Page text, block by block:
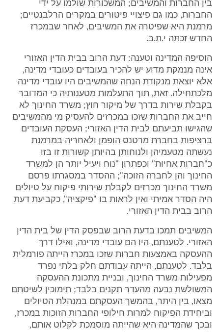
בין החברות והמשיבים; המשכורות שולמו על ידי
החברות, כמו גם פיצויי פיטורים במקרים הרלבנטיים;
מרמנת היא שפיטרה את המשיבים, לאחר שבמכרז
החדש זכתה י.ת.ב.
הוסיפה המדינה וטענה: דעת הרוב בבית הדין האזורי
אינה מנמקת מדוע יש להכיר בעובדים כעובדי מדינה,
אלא יוצאת מנקודת הנחה שהמשיבים היו עובדי מדינה
מלכתחילה. זאת, תוך התעלמות מטענותיה כי המדובר
בקבלת שירות בדרך של מיקור חוץ; משרד החינוך לא
חייב את החברות שזכו במכרזים להעסיק מי מהמשיבים
שהגישו תביעתם לבית הדין האזורי; העסקת העובדים
ברציפות בחברת מרטנס הופמן ולאחריה במרמנת
נעשתה מטעמיהן ולנוחותן בהיותן קשורות זו בזו
כ"חברות אחיות" וכפתרון "נוח ויעיל יותר הן למשרד
החינוך והן לחברה הזוכה"; ההסדר במסגרתו פרסם
משרד החינוך מכרזים לקבלת שירותי פיקוח על טיולים
היה הסדר אמיתי ואין לראות בו "פיקציה", כקביעת דעת
הרוב בבית הדין האזורי.
המשיבים תמכו בדעת הרוב שבפסק הדין של בית הדין
האזורי. לטענתם, היו הם עובדי מדינה, ואילו דרך
ההעסקה באמצעות חברות שזכו במכרז הייתה פורמלית
בלבד. לטענתם, הייתה עבודתם חלק בלתי נפרד
מפעילות משרד החינוך, ובניית מתכונת ההעסקה
המשולשת נבעה מהעדר תקנים בלבד; תימוכין לשיטתם
מצאו, בין היתר, בהמשך העסקתם במנהלת הטיולים
וביחידת הפיקוח למרות חילופי החברות הזוכות במכרז,
ובכך שהמדינה היא שהייתה מוסמכת לקלוט אותם,